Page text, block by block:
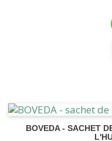
BOVEDA - SACHET